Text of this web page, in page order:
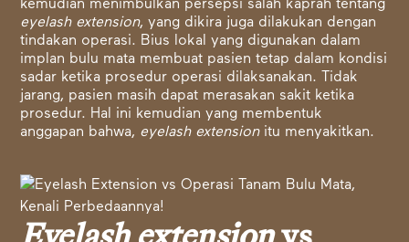
kemudian menimbulkan persepsi salah kaprah tentang
eyelash extension, yang dikira juga dilakukan dengan
tindakan operasi. Bius lokal yang digunakan dalam
implan bulu mata membuat pasien tetap dalam kondisi
sadar ketika prosedur operasi dilaksanakan. Tidak
jarang, pasien masih dapat merasakan sakit ketika
prosedur. Hal ini kemudian yang membentuk
anggapan bahwa, eyelash extensionitu menyakitkan.